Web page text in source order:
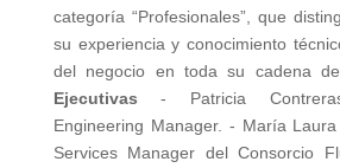
categoría “Profesionales”, que
su experiencia y conocimiento
del negocio en toda su cadena
Ejecutivas - Patricia
Engineering Manager. - María
Services Manager del Consorcio